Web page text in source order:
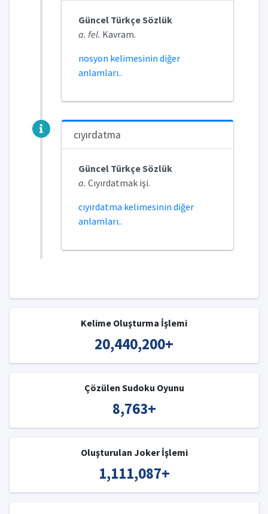
Güncel Türkçe Sözlük
a. fel. Kavram.
nosyon kelimesinin diğer
anlamları..
cıyırdatma
Güncel Türkçe Sözlük
a. Cıyırdatmak işi.
cıyırdatma kelimesinin diğer
anlamları..
Kelime Oluşturma İşlemi
20,440,200+
Çözülen Sudoku Oyunu
8,763+
Oluşturulan Joker İşlemi
1,111,087+